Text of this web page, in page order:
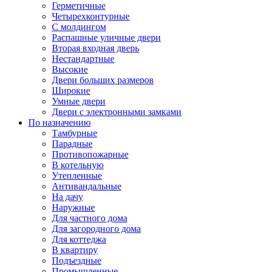
Герметичные
Четырехконтурные
С молдингом
Распашные уличные двери
Вторая входная дверь
Нестандартные
Высокие
Двери больших размеров
Широкие
Умные двери
Двери с электронными замками
По назначению
Тамбурные
Парадные
Противопожарные
В котельную
Утепленные
Антивандальные
На дачу
Наружные
Для частного дома
Для загородного дома
Для коттеджа
В квартиру
Подъездные